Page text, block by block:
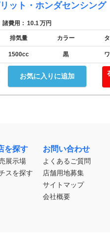
ット・ホンダセンシング
諸費用： 10.1万円
排気量 カラー
1500cc 黒
お気に入りに追加
を探す
展示場
スを探す
お問い合わせ
よくあるご質問
店舗用地募集
サイトマップ
会社概要